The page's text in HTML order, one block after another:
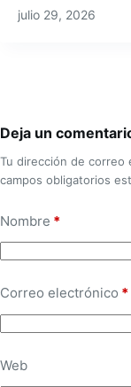
julio 29, 2026
Deja un
Tu dirección de correo
campos obligatorios
Nombre *
Correo electrónico *
Web